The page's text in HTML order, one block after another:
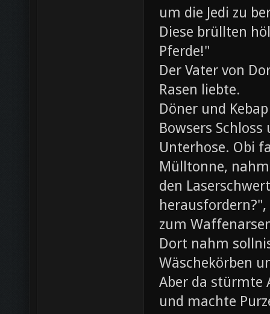
um die Jedi zu
Diese brüllten
Pferde!"
Der Vater von
Rasen liebte.
Döner und
Bowsers
Unterhose. Obi
Mülltonne,
den
zum
Dort nahm
Wäschekörben
Aber da stürmte
und machte